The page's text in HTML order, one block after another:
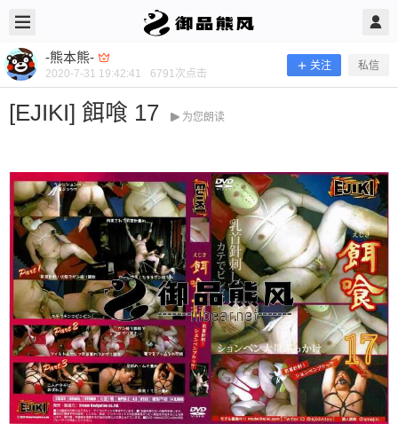
-熊本熊-
2020-7-31 19:42:41 6791次点击
关注 私信
[EJIKI] 餌喰 17 为您朗读
-熊本熊- @ 御品熊风 2020/7/31
[EJIKI] 餌喰 17
当前隐藏内容需要支付200熊币 已有138人支付 登
录立刻注册 0 收藏